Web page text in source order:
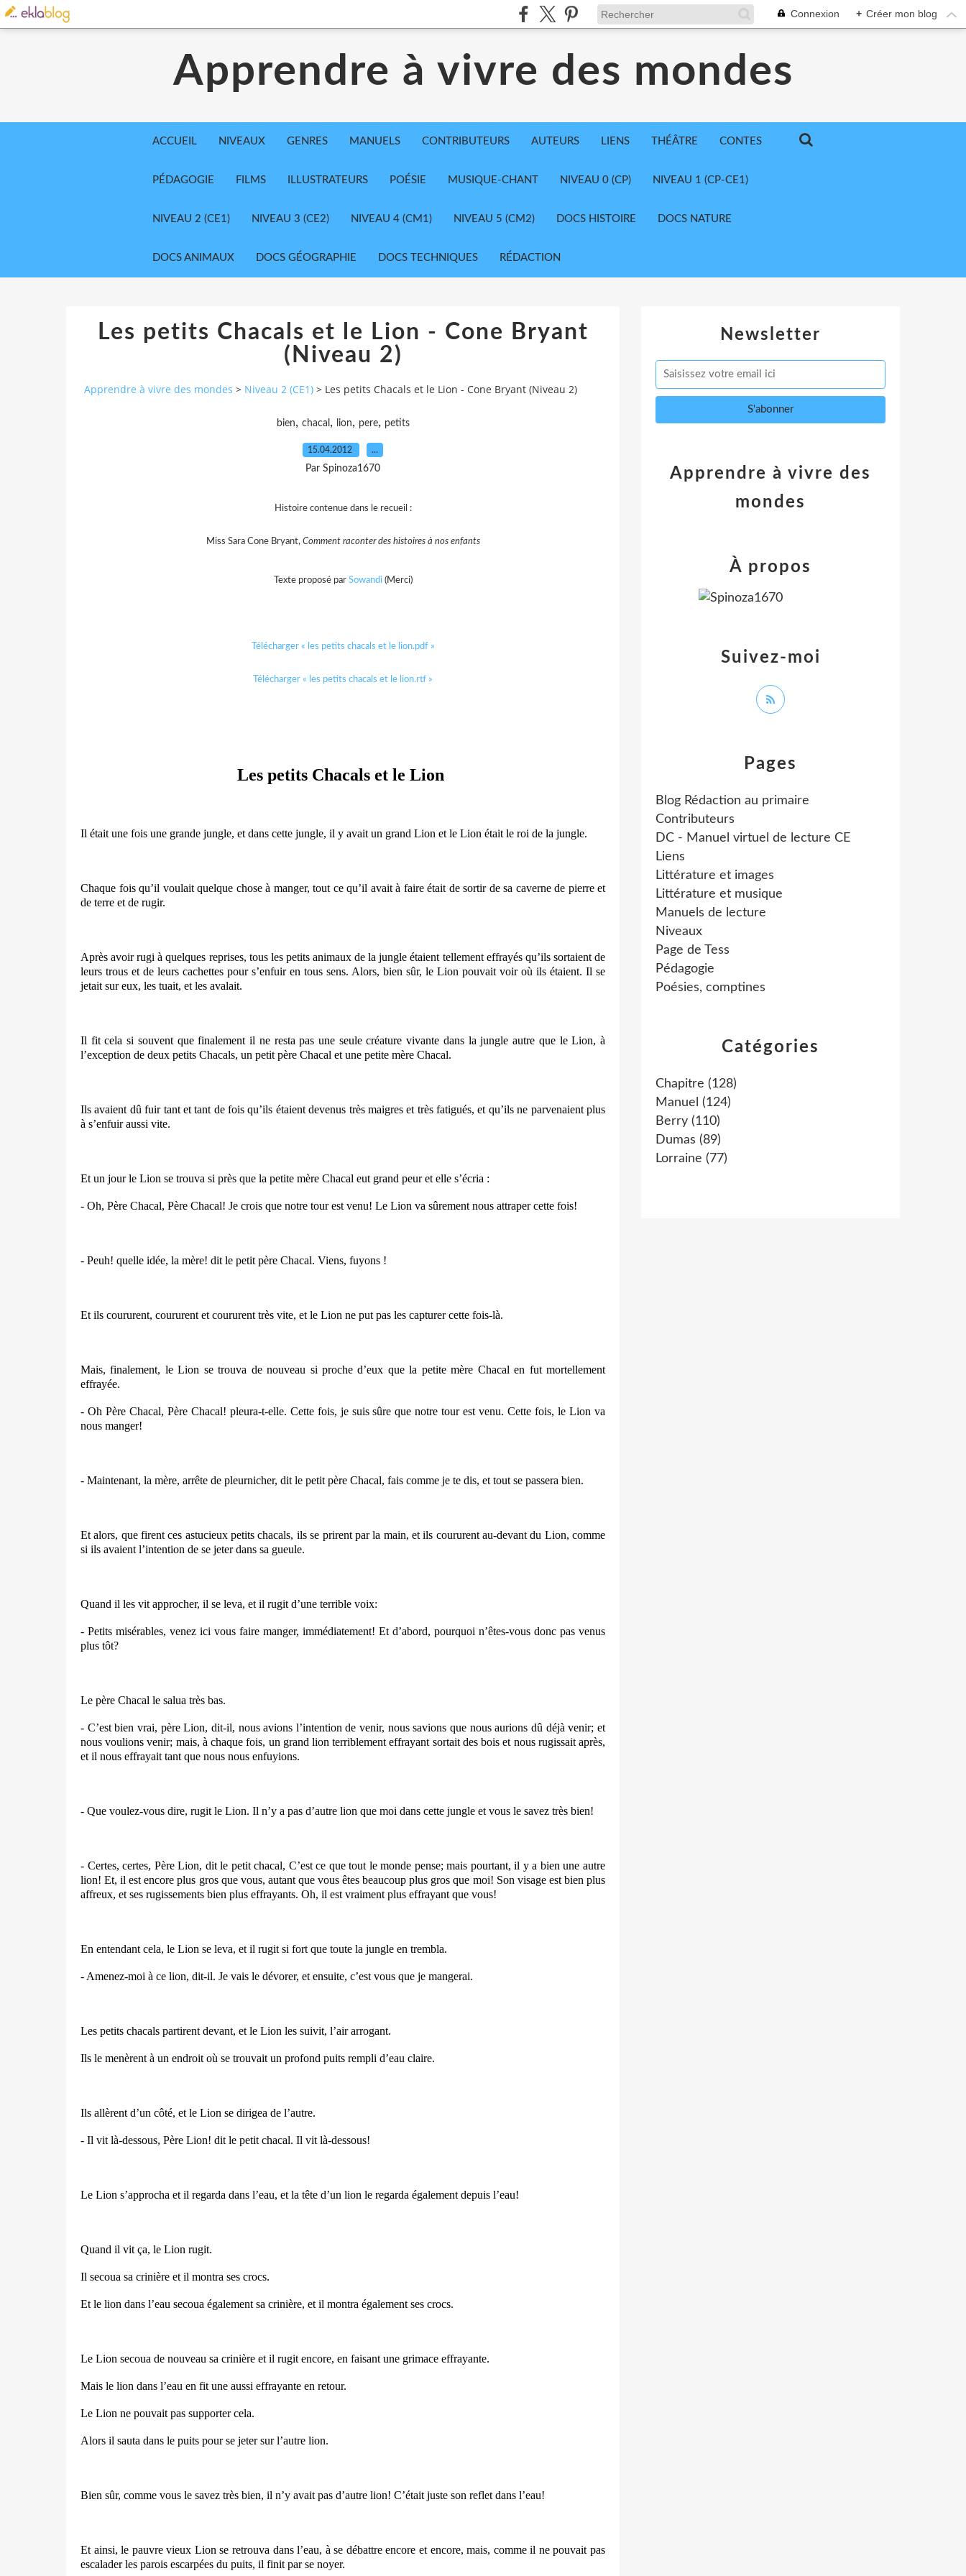
Connexion + Créer mon blog
Apprendre à vivre des mondes
ACCUEIL NIVEAUX GENRES MANUELS CONTRIBUTEURS AUTEURS LIENS THÉÂTRE CONTES
PÉDAGOGIE FILMS ILLUSTRATEURS POÉSIE MUSIQUE-CHANT NIVEAU 0 (CP) NIVEAU 1 (CP-CE1)
NIVEAU 2 (CE1) NIVEAU 3 (CE2) NIVEAU 4 (CM1) NIVEAU 5 (CM2) DOCS HISTOIRE DOCS NATURE
DOCS ANIMAUX DOCS GÉOGRAPHIE DOCS TECHNIQUES RÉDACTION
Les petits Chacals et le Lion - Cone Bryant
(Niveau 2)
Apprendre à vivre des mondes > Niveau 2 (CE1) > Les petits Chacals et le Lion - Cone Bryant (Niveau 2)
bien, chacal , lion, pere, petits
15.04.2012 …
Par Spinoza1670
Histoire contenue dans le recueil :
Miss Sara Cone Bryant, Comment raconter des histoires à nos enfants
Texte proposé par Sowandi(Merci)
Télécharger « les petits chacals et le lion.pdf »
Télécharger « les petits chacals et le lion.rtf »
Les petits Chacals et le Lion
Il était une fois une grande jungle, et dans cette jungle, il y avait un grand Lion et le Lion était le roi de la jungle.
Chaque fois qu’il voulait quelque chose à manger, tout ce qu’il avait à faire était de sortir de sa caverne de pierre et
de terre et de rugir.
Après avoir rugi à quelques reprises, tous les petits animaux de la jungle étaient tellement effrayés qu’ils sortaient de
leurs trous et de leurs cachettes pour s’enfuir en tous sens. Alors, bien sûr, le Lion pouvait voir où ils étaient. Il se
jetait sur eux, les tuait, et les avalait.
Il fit cela si souvent que finalement il ne resta pas une seule créature vivante dans la jungle autre que le Lion, à
l’exception de deux petits Chacals, un petit père Chacal et une petite mère Chacal.
Ils avaient dû fuir tant et tant de fois qu’ils étaient devenus très maigres et très fatigués, et qu’ils ne parvenaient plus
à s’enfuir aussi vite.
Et un jour le Lion se trouva si près que la petite mère Chacal eut grand peur et elle s’écria :
- Oh, Père Chacal, Père Chacal! Je crois que notre tour est venu! Le Lion va sûrement nous attraper cette fois!
- Peuh! quelle idée, la mère! dit le petit père Chacal. Viens, fuyons !
Et ils coururent, coururent et coururent très vite, et le Lion ne put pas les capturer cette fois-là.
Mais, finalement, le Lion se trouva de nouveau si proche d’eux que la petite mère Chacal en fut mortellement
effrayée.
- Oh Père Chacal, Père Chacal! pleura-t-elle. Cette fois, je suis sûre que notre tour est venu. Cette fois, le Lion va
nous manger!
- Maintenant, la mère, arrête de pleurnicher, dit le petit père Chacal, fais comme je te dis, et tout se passera bien.
Et alors, que firent ces astucieux petits chacals, ils se prirent par la main, et ils coururent au-devant du Lion, comme
si ils avaient l’intention de se jeter dans sa gueule.
Quand il les vit approcher, il se leva, et il rugit d’une terrible voix:
- Petits misérables, venez ici vous faire manger, immédiatement! Et d’abord, pourquoi n’êtes-vous donc pas venus
plus tôt?
Le père Chacal le salua très bas.
- C’est bien vrai, père Lion, dit-il, nous avions l’intention de venir, nous savions que nous aurions dû déjà venir; et
nous voulions venir; mais, à chaque fois, un grand lion terriblement effrayant sortait des bois et nous rugissait après,
et il nous effrayait tant que nous nous enfuyions.
- Que voulez-vous dire, rugit le Lion. Il n’y a pas d’autre lion que moi dans cette jungle et vous le savez très bien!
- Certes, certes, Père Lion, dit le petit chacal, C’est ce que tout le monde pense; mais pourtant, il y a bien une autre
lion! Et, il est encore plus gros que vous, autant que vous êtes beaucoup plus gros que moi! Son visage est bien plus
affreux, et ses rugissements bien plus effrayants. Oh, il est vraiment plus effrayant que vous!
En entendant cela, le Lion se leva, et il rugit si fort que toute la jungle en trembla.
- Amenez-moi à ce lion, dit-il. Je vais le dévorer, et ensuite, c’est vous que je mangerai.
Les petits chacals partirent devant, et le Lion les suivit, l’air arrogant.
Ils le menèrent à un endroit où se trouvait un profond puits rempli d’eau claire.
Ils allèrent d’un côté, et le Lion se dirigea de l’autre.
- Il vit là-dessous, Père Lion! dit le petit chacal. Il vit là-dessous!
Le Lion s’approcha et il regarda dans l’eau, et la tête d’un lion le regarda également depuis l’eau!
Quand il vit ça, le Lion rugit.
Il secoua sa crinière et il montra ses crocs.
Et le lion dans l’eau secoua également sa crinière, et il montra également ses crocs.
Le Lion secoua de nouveau sa crinière et il rugit encore, en faisant une grimace effrayante.
Mais le lion dans l’eau en fit une aussi effrayante en retour.
Le Lion ne pouvait pas supporter cela.
Alors il sauta dans le puits pour se jeter sur l’autre lion.
Bien sûr, comme vous le savez très bien, il n’y avait pas d’autre lion! C’était juste son reflet dans l’eau!
Et ainsi, le pauvre vieux Lion se retrouva dans l’eau, à se débattre encore et encore, mais, comme il ne pouvait pas
escalader les parois escarpées du puits, il finit par se noyer.
Newsletter
Catégories
Chapitre (128)
Manuel (124)
Berry (110)
Dumas (89)
Lorraine (77)
Pages
Blog Rédaction au primaire
Contributeurs
DC - Manuel virtuel de lecture CE
Liens
Littérature et images
Littérature et musique
Manuels de lecture
Niveaux
Page de Tess
Pédagogie
Poésies, comptines
Apprendre à vivre des
mondes
Suivez-moi
À propos